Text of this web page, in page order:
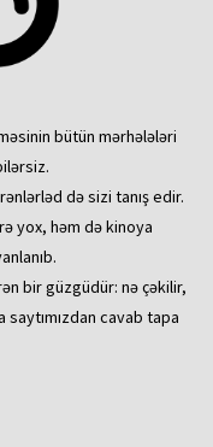
bütün mərhələləri
də sizi tanış edir.
yox, həm də kinoya
bir güzgüdür: nə çəkilir,
saytımızdan cavab tapa